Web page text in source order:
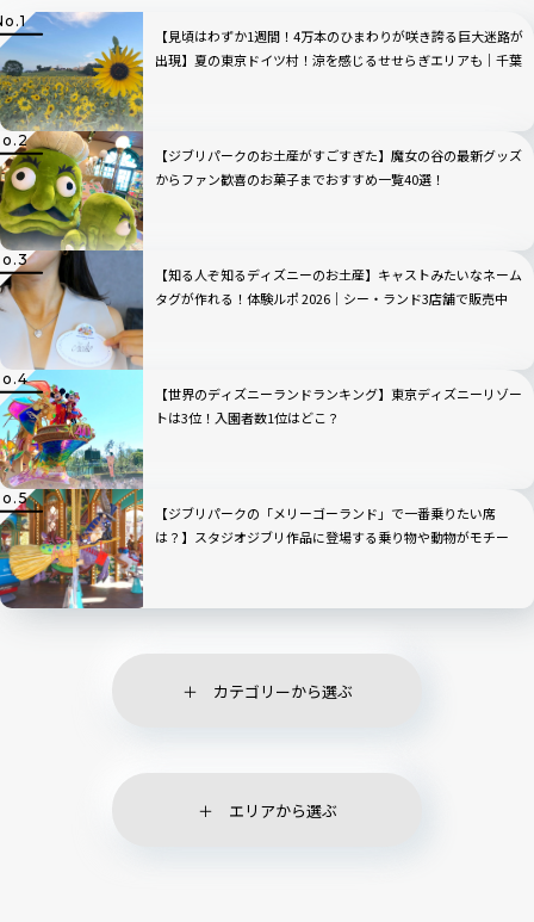
【見頃はわずか1週間！4万本のひまわりが咲き誇る巨大迷路が
出現】夏の東京ドイツ村！涼を感じるせせらぎエリアも｜千葉
【ジブリパークのお土産がすごすぎた】魔女の谷の最新グッズ
からファン歓喜のお菓子までおすすめ一覧40選！
【知る人ぞ知るディズニーのお土産】キャストみたいなネーム
タグが作れる！体験ルポ 2026｜シー・ランド3店舗で販売中
【世界のディズニーランドランキング】東京ディズニーリゾー
トは3位！入園者数1位はどこ？
【ジブリパークの「メリーゴーランド」で一番乗りたい席
は？】スタジオジブリ作品に登場する乗り物や動物がモチー
カテゴリーから選ぶ
エリアから選ぶ